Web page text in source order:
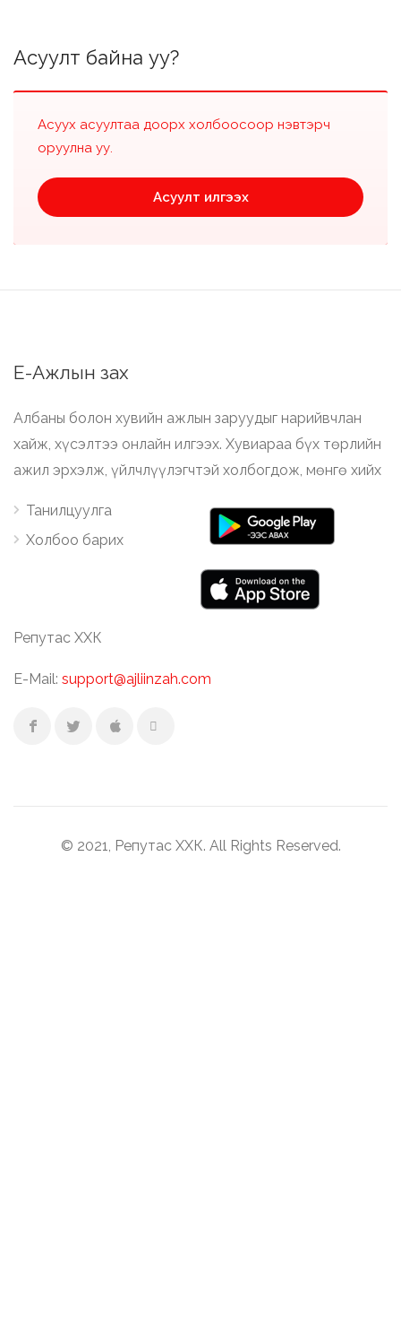
Асуулт байна уу?
Асуух асуултаа доорх холбоосоор нэвтэрч
оруулна уу.
Асуулт илгээх
Е-Ажлын зах
Албаны болон хувийн ажлын заруудыг нарийвчлан
хайж, хүсэлтээ онлайн илгээх. Хувиараа бүх төрлийн
ажил эрхэлж, үйлчлүүлэгчтэй холбогдож, мөнгө хийх
Танилцуулга
Холбоо барих
Репутас ХХК
E-Mail: support@ajliinzah.com
© 2021, Репутас ХХК. All Rights Reserved.